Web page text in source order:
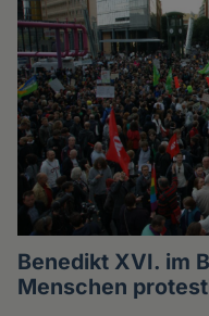
Benedikt XVI. im
Menschen